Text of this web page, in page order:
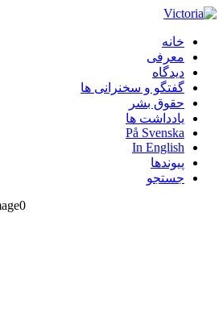
خانه
معرفی
دیدگاه
گفتگو و سخنرانی ها
حقوق بشر
یادداشت ها
På Svenska
In English
پیوندها
جستجو